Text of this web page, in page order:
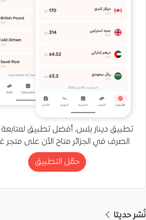
تطبيق دينار بلس، أفضل تطبيق لمتابعة
الصرف في الجزائر متاح الآن على متجر
حمّل التطبيق
نُشر حديثا